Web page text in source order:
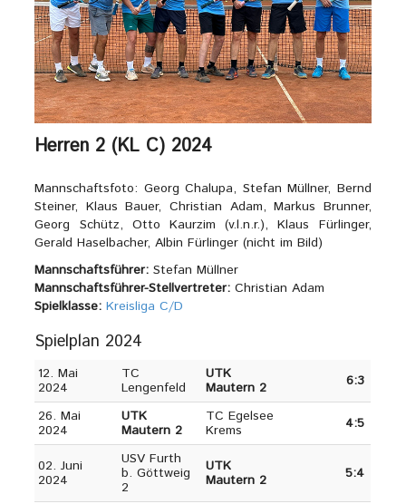
Herren 2 (KL C) 2024
Mannschaftsfoto: Georg Chalupa, Stefan Müllner, Bernd
Steiner, Klaus Bauer, Christian Adam, Markus Brunner,
Georg Schütz, Otto Kaurzim (v.l.n.r.), Klaus Fürlinger,
Gerald Haselbacher, Albin Fürlinger (nicht im Bild)
Mannschaftsführer: Stefan Müllner
Mannschaftsführer-Stellvertreter: Christian Adam
Spielklasse: Kreisliga C/D
Spielplan 2024
12. Mai
2024
TC
Lengenfeld
UTK
Mautern 2
6:3
26. Mai
2024
UTK
Mautern 2
TC Egelsee
Krems
4:5
02. Juni
2024
USV Furth
b. Göttweig
2
UTK
Mautern 2
5:4